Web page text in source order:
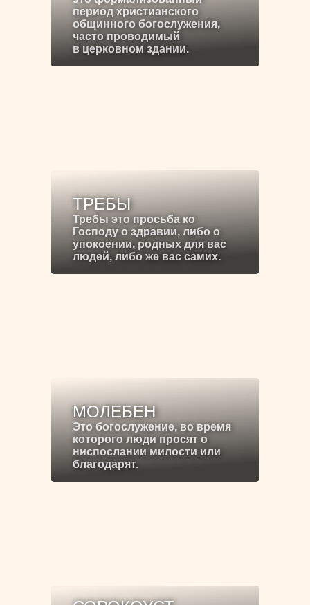
период христианского
общинного богослужения,
часто проводимый
в церковном здании.
ТРЕБЫ
Требы это просьба ко
Господу о здравии, либо о
упокоении, родных для вас
людей, либо же вас самих.
МОЛЕБЕН
Это богослужение, во время
которого люди просят о
ниспослании милости или
благодарят.